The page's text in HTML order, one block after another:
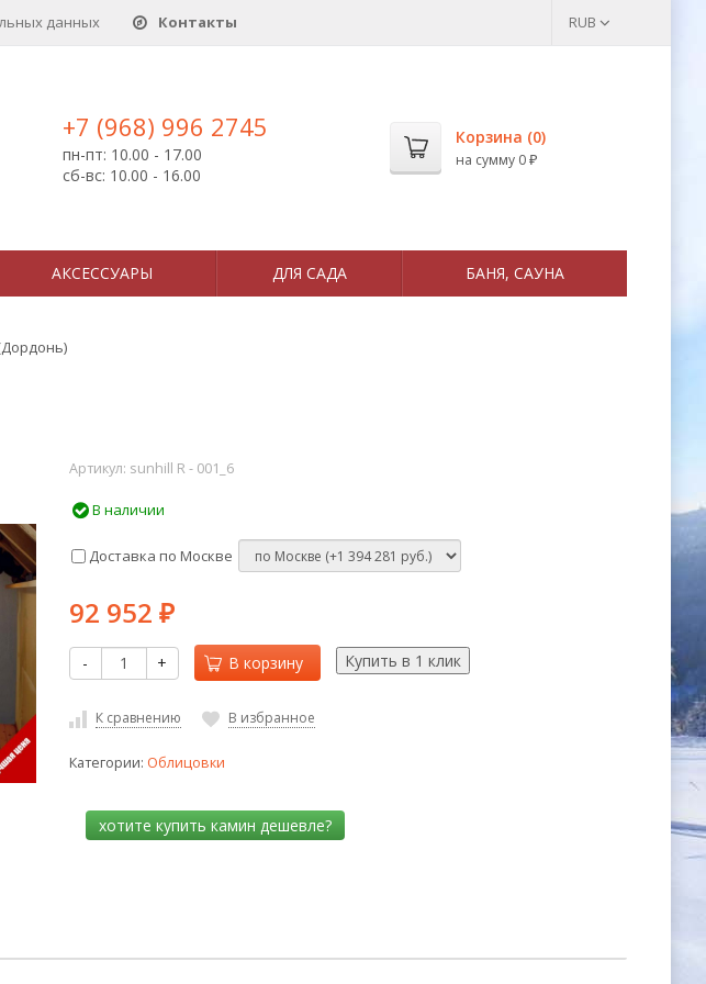
данныx Контакты RUB
+7 (968) 996 2745
пн-пт: 10.00 - 17.00
сб-вс: 10.00 - 16.00
Корзина (0)
на сумму 0 ₽
АКСЕССУАРЫ ДЛЯ САДА БАНЯ, САУНА
Артикул: sunhill R - 001_6
В наличии
Доставка по Москве
92 952 ₽
- + В корзину
К сравнению В избранное
Категории: Облицовки